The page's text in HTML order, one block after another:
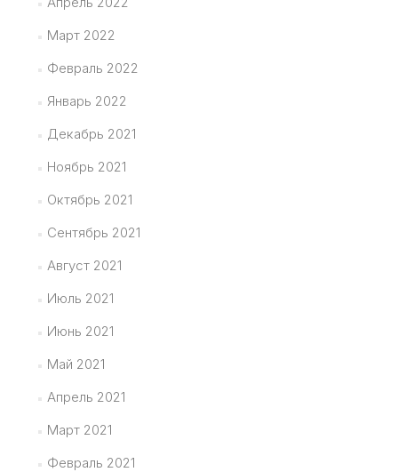
Март 2022
Февраль 2022
Январь 2022
Декабрь 2021
Ноябрь 2021
Октябрь 2021
Сентябрь 2021
Август 2021
Июль 2021
Июнь 2021
Май 2021
Апрель 2021
Март 2021
Февраль 2021